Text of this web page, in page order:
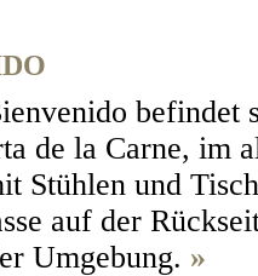
de la Carne, im
Stühlen und
auf der
Umgebung. »